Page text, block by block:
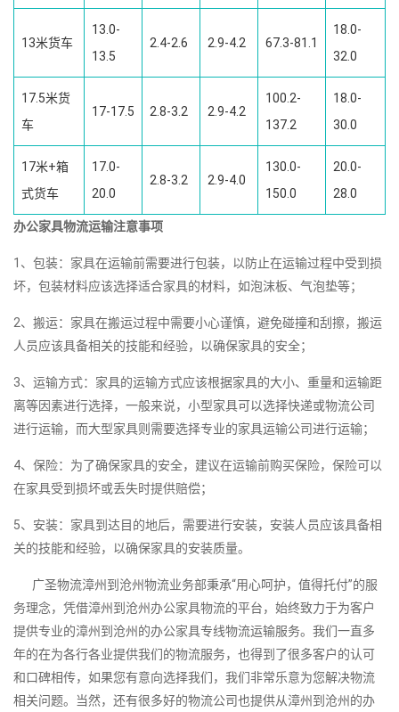
13米货车
13.0-
13.5
2.4-2.6 2.9-4.2 67.3-81.1
18.0-
32.0
17.5米货
车
17-17.5 2.8-3.2 2.9-4.2
100.2-
137.2
18.0-
30.0
17米+箱
式货车
17.0-
20.0
2.8-3.2 2.9-4.0
130.0-
150.0
20.0-
28.0
办公家具物流运输注意事项
1、包装：家具在运输前需要进行包装，以防止在运输过程中受到损
坏，包装材料应该选择适合家具的材料，如泡沫板、气泡垫等；
2、搬运：家具在搬运过程中需要小心谨慎，避免碰撞和刮擦，搬运
人员应该具备相关的技能和经验，以确保家具的安全；
3、运输方式：家具的运输方式应该根据家具的大小、重量和运输距
离等因素进行选择，一般来说，小型家具可以选择快递或物流公司
进行运输，而大型家具则需要选择专业的家具运输公司进行运输；
4、保险：为了确保家具的安全，建议在运输前购买保险，保险可以
在家具受到损坏或丢失时提供赔偿；
5、安装：家具到达目的地后，需要进行安装，安装人员应该具备相
关的技能和经验，以确保家具的安装质量。
广圣物流漳州到沧州物流业务部秉承“用心呵护，值得托付”的服
务理念，凭借漳州到沧州办公家具物流的平台，始终致力于为客户
提供专业的漳州到沧州的办公家具专线物流运输服务。我们一直多
年的在为各行各业提供我们的物流服务，也得到了很多客户的认可
和口碑相传，如果您有意向选择我们，我们非常乐意为您解决物流
相关问题。当然，还有很多好的物流公司也提供从漳州到沧州的办